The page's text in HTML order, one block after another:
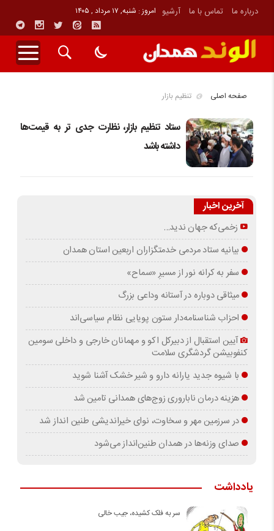
درباره ما تماس با ما آرشیو امروز : شنبه, ۱۷ مرداد , ۱۴۰۵
صفحه اصلی تنظیم بازار
ستاد تنظیم بازار، نظارت جدی تر به قیمت‌ها
داشته باشد
آخرین اخبار
زخمی‌که جهان ندید…
بیانیه ستاد مردمی خدمتگزاران اربعین استان همدان
سفر به کرانه‌ نور از مسیرِ «سماح»
میثاقی دوباره در آستانه‌ وداعی بزرگ
احزاب شناسنامه‌دار ستون پویایی نظام سیاسی‌اند
آیین استقبال از دبیرکل اکو و مهمانان خارجی و داخلی سومین
کنفوبیشن گردشگری سلامت
با شیوه جدید یارانه دارو و شیر خشک آشنا شوید
هزینه درمان ناباروری زوج‌های همدانی تامین شد
در سرزمین مهر و سخاوت، نوای خیراندیشی طنین انداز شد
صدای وزنه‌ها در همدان طنین‌انداز می‌شود
یادداشت
سر به فلک کشیده، جیب خالی